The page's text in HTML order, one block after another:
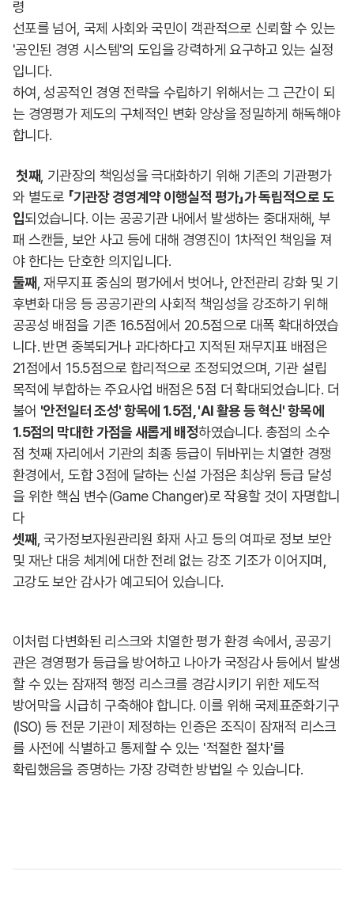
령
선포를 넘어, 국제 사회와 국민이 객관적으로 신뢰할 수 있는
'공인된 경영 시스템'의 도입을 강력하게 요구하고 있는 실정
입니다.
하여, 성공적인 경영 전략을 수립하기 위해서는 그 근간이 되
는 경영평가 제도의 구체적인 변화 양상을 정밀하게 해독해야
합니다.
첫째 , 기관장의 책임성을 극대화하기 위해 기존의 기관평가
와 별도로 「기관장 경영계약 이행실적 평가」가 독립적으로 도
입되었습니다. 이는 공공기관 내에서 발생하는 중대재해, 부
패 스캔들, 보안 사고 등에 대해 경영진이 1차적인 책임을 져
야 한다는 단호한 의지입니다.
둘째 , 재무지표 중심의 평가에서 벗어나, 안전관리 강화 및 기
후변화 대응 등 공공기관의 사회적 책임성을 강조하기 위해
공공성 배점을 기존 16.5점에서 20.5점으로 대폭 확대하였습
니다. 반면 중복되거나 과다하다고 지적된 재무지표 배점은
21점에서 15.5점으로 합리적으로 조정되었으며, 기관 설립
목적에 부합하는 주요사업 배점은 5점 더 확대되었습니다. 더
불어 '안전일터 조성' 항목에 1.5점, 'AI 활용 등 혁신' 항목에
1.5점의 막대한 가점을 새롭게 배정하였습니다. 총점의 소수
점 첫째 자리에서 기관의 최종 등급이 뒤바뀌는 치열한 경쟁
환경에서, 도합 3점에 달하는 신설 가점은 최상위 등급 달성
을 위한 핵심 변수(Game Changer)로 작용할 것이 자명합니
다
셋째 , 국가정보자원관리원 화재 사고 등의 여파로 정보 보안
및 재난 대응 체계에 대한 전례 없는 강조 기조가 이어지며,
고강도 보안 감사가 예고되어 있습니다.
이처럼 다변화된 리스크와 치열한 평가 환경 속에서, 공공기
관은 경영평가 등급을 방어하고 나아가 국정감사 등에서 발생
할 수 있는 잠재적 행정 리스크를 경감시키기 위한 제도적
방어막을 시급히 구축해야 합니다. 이를 위해 국제표준화기구
(ISO) 등 전문 기관이 제정하는 인증은 조직이 잠재적 리스크
를 사전에 식별하고 통제할 수 있는 '적절한 절차'를
확립했음을 증명하는 가장 강력한 방법일 수 있습니다.